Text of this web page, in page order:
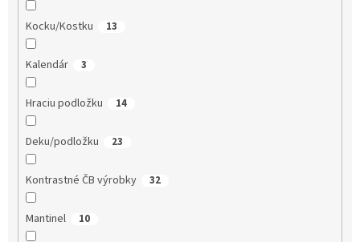
Kocku/Kostku 13
Kalendár 3
Hraciu podložku 14
Deku/podložku 23
Kontrastné ČB výrobky 32
Mantinel 10